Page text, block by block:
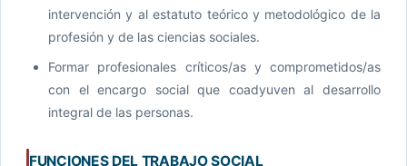
intervención y al estatuto teórico y metodológico de la
profesión y de las ciencias sociales.
Formar profesionales críticos/as y comprometidos/as
con el encargo social que coadyuven al desarrollo
integral de las personas.
FUNCIONES DEL TRABAJO SOCIAL